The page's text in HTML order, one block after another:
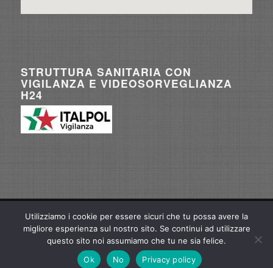
STRUTTURA SANITARIA CON
VIGILANZA E VIDEOSORVEGLIANZA
H24
© Copyright - Gamma Medica S.r.l. |federicogarzione@gmail.com| P.IVA/C.F.
07409481004 | Web Project Manager Marco Perticarà
Privacy Policy Cookie Policy
Sede di Roma
Utilizziamo i cookie per essere sicuri che tu possa avere la
migliore esperienza sul nostro sito. Se continui ad utilizzare
questo sito noi assumiamo che tu ne sia felice.
Ok
No Privacy policy